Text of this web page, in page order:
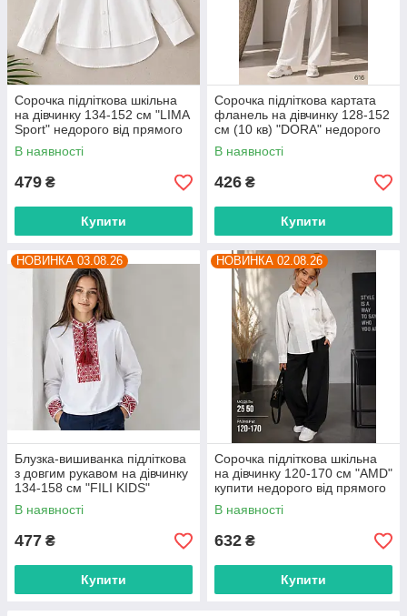
Сорочка підліткова шкільна
на дівчинку 134-152 см "LIMA
Sport" недорого від прямого
постачальника
В наявності
479 ₴
Купити
Сорочка підліткова картата
фланель на дівчинку 128-152
см (10 кв) "DORA" недорого
від прямого постачальника
В наявності
426 ₴
Купити
НОВИНКА 03.08.26
Блузка-вишиванка підліткова
з довгим рукавом на дівчинку
134-158 см "FILI KIDS"
недорого від прямого
постачальника
В наявності
477 ₴
Купити
НОВИНКА 02.08.26
Сорочка підліткова шкільна
на дівчинку 120-170 см "AMD"
купити недорого від прямого
постачальника
В наявності
632 ₴
Купити